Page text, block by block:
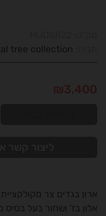
tree collection
אלון בז' ושחור בעל